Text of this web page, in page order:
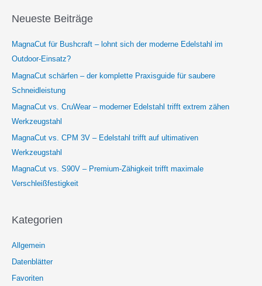
Neueste Beiträge
MagnaCut für Bushcraft – lohnt sich der moderne Edelstahl im
Outdoor-Einsatz?
MagnaCut schärfen – der komplette Praxisguide für saubere
Schneidleistung
MagnaCut vs. CruWear – moderner Edelstahl trifft extrem zähen
Werkzeugstahl
MagnaCut vs. CPM 3V – Edelstahl trifft auf ultimativen
Werkzeugstahl
MagnaCut vs. S90V – Premium-Zähigkeit trifft maximale
Verschleißfestigkeit
Kategorien
Allgemein
Datenblätter
Favoriten